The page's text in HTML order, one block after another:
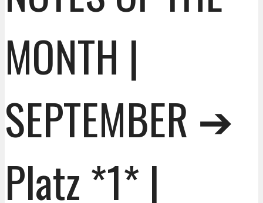
MONTH |
SEPTEMBER ➔
Platz *1* |